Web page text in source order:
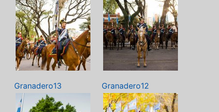
Granadero13 Granadero12